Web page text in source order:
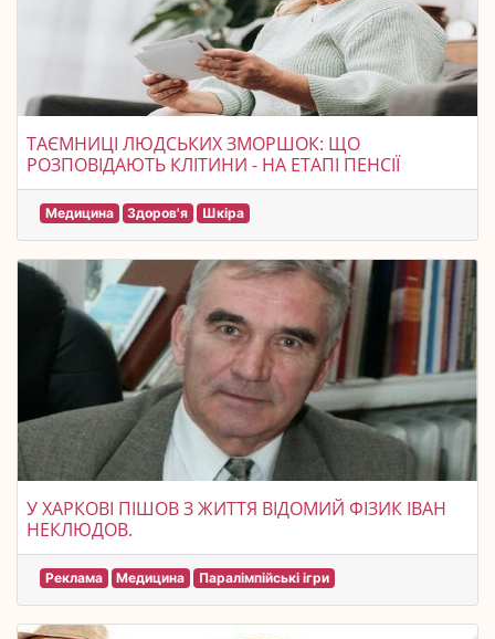
ТАЄМНИЦІ ЛЮДСЬКИХ ЗМОРШОК: ЩО
РОЗПОВІДАЮТЬ КЛІТИНИ - НА ЕТАПІ ПЕНСІЇ
Медицина Здоров'я Шкіра
У ХАРКОВІ ПІШОВ З ЖИТТЯ ВІДОМИЙ ФІЗИК ІВАН
НЕКЛЮДОВ.
Реклама Медицина Паралімпійські ігри